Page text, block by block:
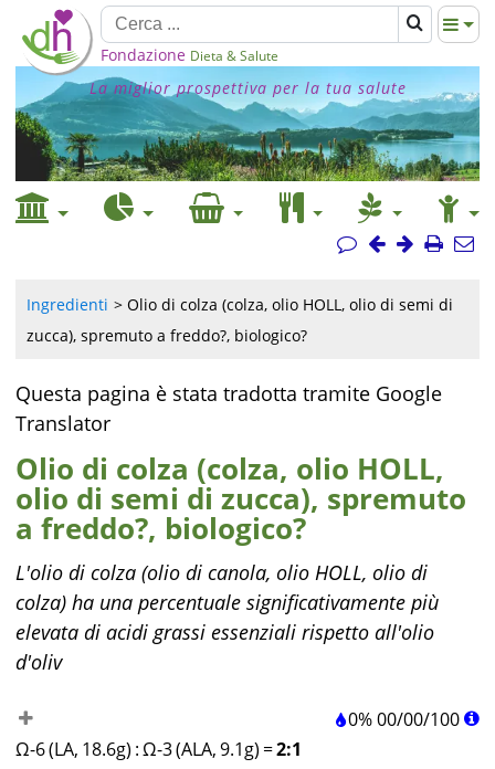
Fondazione Dieta & Salute
La miglior prospettiva per la tua salute
Ingredienti
Olio di colza (colza, olio HOLL, olio di semi di
zucca), spremuto a freddo?, biologico?
Questa pagina è stata tradotta tramite Google
Translator
Olio di colza (colza, olio HOLL,
olio di semi di zucca), spremuto
a freddo?, biologico?
L'olio di colza (olio di canola, olio HOLL, olio di
colza) ha una percentuale significativamente più
elevata di acidi grassi essenziali rispetto all'olio
d'oliv
0%00/00/100
Ω-6 (LA, 18.6g) :Ω-3 (ALA, 9.1g) =2:1